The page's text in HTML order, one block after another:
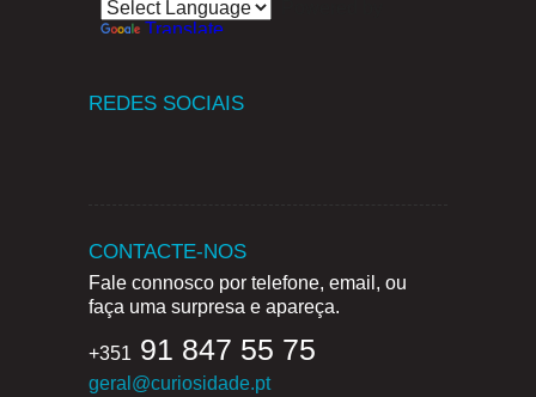
Translate
REDES SOCIAIS
CONTACTE-NOS
Fale connosco por telefone, email, ou
faça uma surpresa e apareça.
+351 91 847 55 75
geral@curiosidade.pt